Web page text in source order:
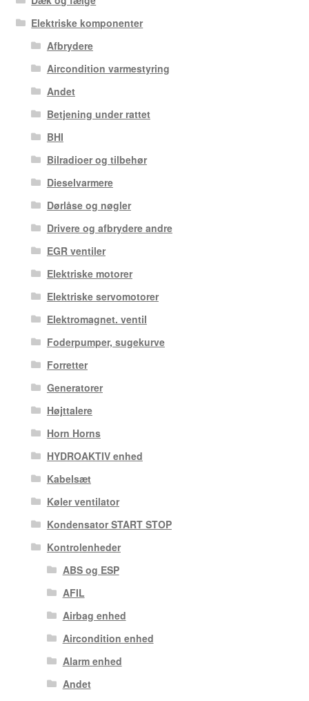
Elektriske komponenter
Afbrydere
Aircondition varmestyring
Andet
Betjening under rattet
BHI
Bilradioer og tilbehør
Dieselvarmere
Dørlåse og nøgler
Drivere og afbrydere andre
EGR ventiler
Elektriske motorer
Elektriske servomotorer
Elektromagnet. ventil
Foderpumper, sugekurve
Forretter
Generatorer
Højttalere
Horn Horns
HYDROAKTIV enhed
Kabelsæt
Køler ventilator
Kondensator START STOP
Kontrolenheder
ABS og ESP
AFIL
Airbag enhed
Aircondition enhed
Alarm enhed
Andet